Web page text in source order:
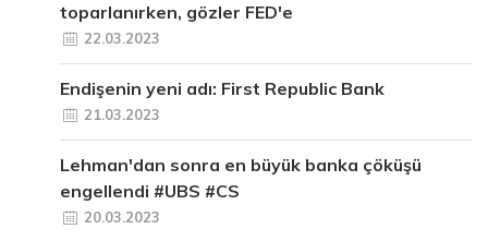
toparlanırken, gözler FED'e
22.03.2023
Endişenin yeni adı: First Republic Bank
21.03.2023
Lehman'dan sonra en büyük banka çöküşü
engellendi #UBS #CS
20.03.2023